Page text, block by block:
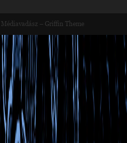
Médiavadász – Griffin Theme